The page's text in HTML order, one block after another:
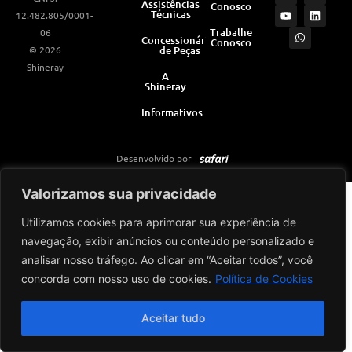
Valorizamos sua privacidade
Utilizamos cookies para aprimorar sua experiência de
navegação, exibir anúncios ou conteúdo personalizado e
analisar nosso tráfego. Ao clicar em “Aceitar todos”, você
concorda com nosso uso de cookies. Política de Cookies
Aceitar tudo
12.482.805/0001-
06
© 2026
Shineray
Assistências
Técnicas
Concessionárias
de Peças
A
Shineray
Informativos
Conosco
Trabalhe
Conosco
s
t
a
c
e
u
t
u
n
k
a
s
a
Desenvolvido por